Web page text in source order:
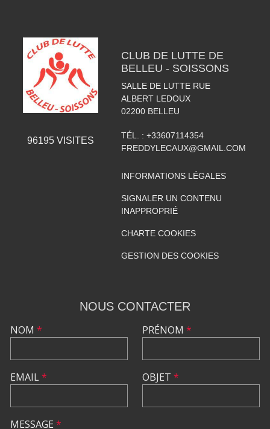
96195VISITES
CLUB DE LUTTE DE
BELLEU - SOISSONS
SALLE DE LUTTE RUE
ALBERT LEDOUX
02200 BELLEU
TÉL. : +33607114354
FREDDYLECAUX@GMAIL.COM
INFORMATIONS LÉGALES
SIGNALER UN CONTENU
INAPPROPRIÉ
CHARTE COOKIES
GESTION DES COOKIES
NOUS CONTACTER
NOM *
EMAIL*
PRÉNOM *
OBJET *
MESSAGE *